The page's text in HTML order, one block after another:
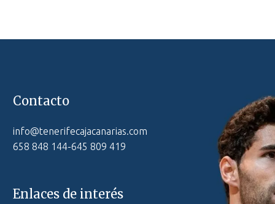
Contacto
info@tenerifecajacanarias.com
658 848 144-645 809 419
Enlaces de interés